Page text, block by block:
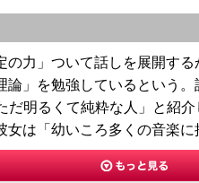
力」ついて話しを展開す
」を勉強しているという
だ明るくて純粋な人」と
は「幼いころ多くの音楽